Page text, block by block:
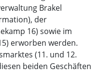
Brakel
der
16) sowie im
erworben werden.
(11. und 12.
beiden Geschäften